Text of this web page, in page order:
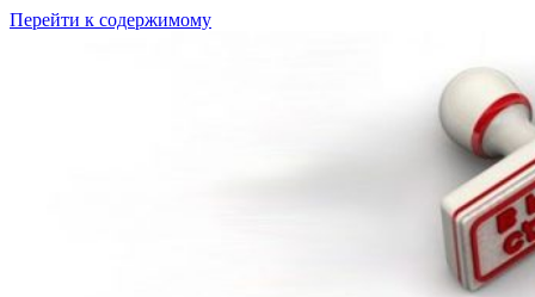
Перейти к содержимому